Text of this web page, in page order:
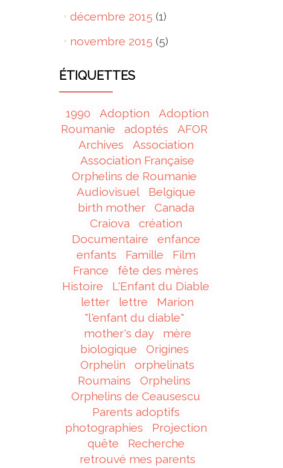
décembre 2015 (1)
novembre 2015 (5)
ÉTIQUETTES
1990 Adoption
Adoption
Roumanie
adoptés
AFOR
Archives
Association
Association Française
Orphelins de Roumanie
Audiovisuel
Belgique
birth mother
Canada
Craiova
création
Documentaire
enfance
enfants
Famille
Film
France
fête des mères
Histoire
L'Enfant du Diable
letter
lettre
Marion
"l'enfant du diable"
mother's day
mère
biologique
Origines
Orphelin
orphelinats
Roumains
Orphelins
Orphelins de Ceausescu
Parents adoptifs
photographies
Projection
quête
Recherche
retrouvé mes parents